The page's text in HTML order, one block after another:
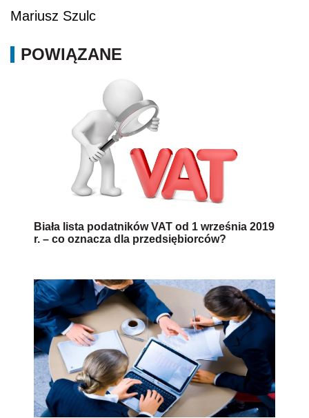
Mariusz Szulc
POWIĄZANE
Biała lista podatników VAT od 1 września 2019
r. – co oznacza dla przedsiębiorców?